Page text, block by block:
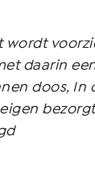
wordt
daarin
doos, In